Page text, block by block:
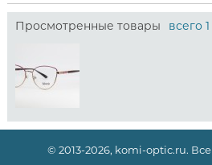
Просмотренные товары всего 1
© 2013-2026, komi-optic.ru.